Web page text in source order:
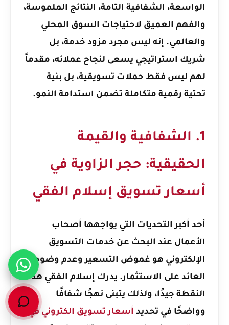
الواسعة، الشفافية التامة، النتائج الملموسة،
والفهم العميق لاحتياجات السوق المحلي
والعالمي. إنه ليس مجرد مزود خدمة، بل
شريك استراتيجي يسعى لنجاح عملائه، مقدماً
لهم ليس فقط حملات تسويقية، بل بنية
تحتية رقمية متكاملة تضمن استدامة النمو.
1. الشفافية والقيمة
الحقيقية: حجر الزاوية في
أسعار تسويق إسلام الفقي
أحد أكبر التحديات التي يواجهها أصحاب
الأعمال عند البحث عن خدمات التسويق
الإلكتروني هو غموض التسعير وعدم وضوح
العائد على الاستثمار. يدرك إسلام الفقي هذه
النقطة جيدًا، ولذلك يتبنى نهجًا شفافًا
وواضحًا في تحديد أسعار تسويق الكتروني في